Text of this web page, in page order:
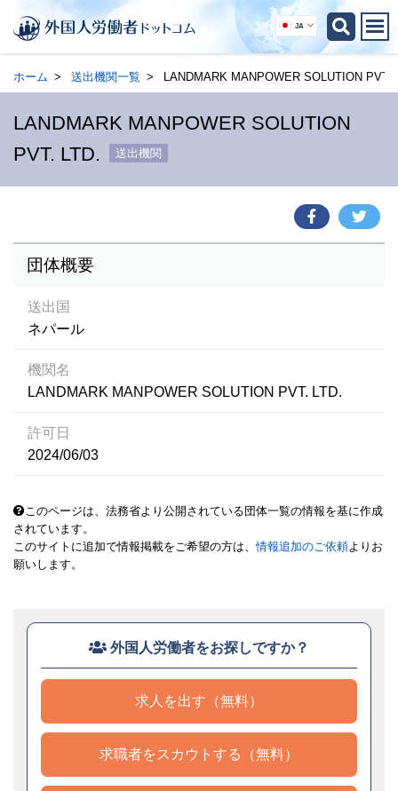
JA
ホーム 送出機関一覧 LANDMARK MANPOWER SOLUTION PVT.
LANDMARK MANPOWER SOLUTION
PVT. LTD.
送出機関
団体概要
送出国
ネパール
機関名
LANDMARK MANPOWER SOLUTION PVT. LTD.
許可日
2024/06/03
このページは、法務省より公開されている団体一覧の情報を基に作成
されています。
このサイトに追加で情報掲載をご希望の方は、情報追加のご依頼よりお
願いします。
外国人労働者をお探しですか？
求人を出す（無料）
求職者をスカウトする（無料）